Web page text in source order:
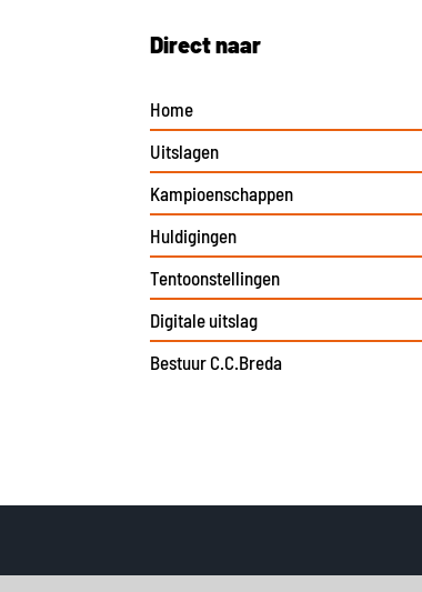
Direct naar
Home
Uitslagen
Kampioenschappen
Huldigingen
Tentoonstellingen
Digitale uitslag
Bestuur C.C.Breda